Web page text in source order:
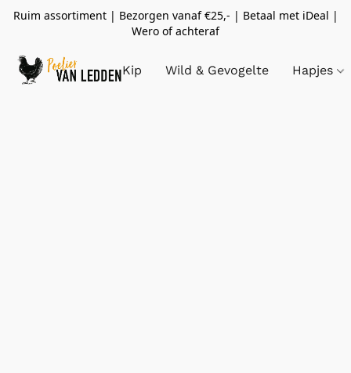
Ruim assortiment | Bezorgen vanaf €25,- | Betaal met iDeal |
Wero of achteraf
Kip Wild & Gevogelte Hapjes